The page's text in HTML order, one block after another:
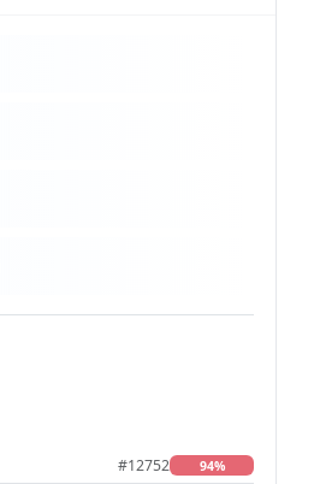
#12752 94%